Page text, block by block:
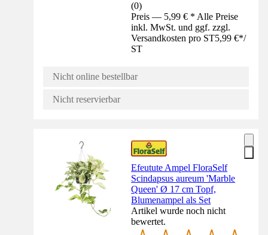
(0)
Preis — 5,99 € * Alle Preise
inkl. MwSt. und ggf. zzgl.
Versandkosten pro ST5,99 €*/
ST
Nicht online bestellbar
Nicht reservierbar
Efeutute Ampel FloraSelf
Scindapsus aureum 'Marble
Queen' Ø 17 cm Topf,
Blumenampel als Set
Artikel wurde noch nicht
bewertet.